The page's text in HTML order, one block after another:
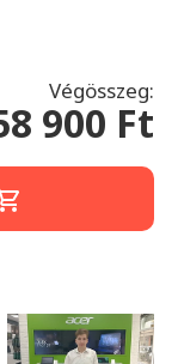
Végösszeg:
900 Ft